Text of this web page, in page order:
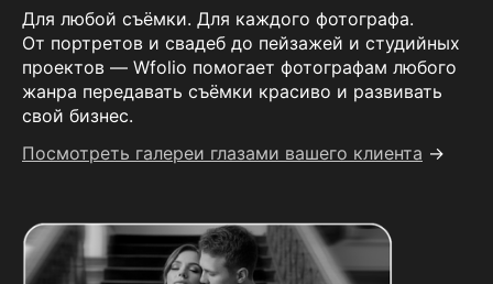
Для любой съёмки. Для каждого фотографа.
От портретов и свадеб до пейзажей и студийных
проектов — Wfolio помогает фотографам любого
жанра передавать съёмки красиво и развивать
свой бизнес.
Посмотреть галереи глазами вашего клиента →